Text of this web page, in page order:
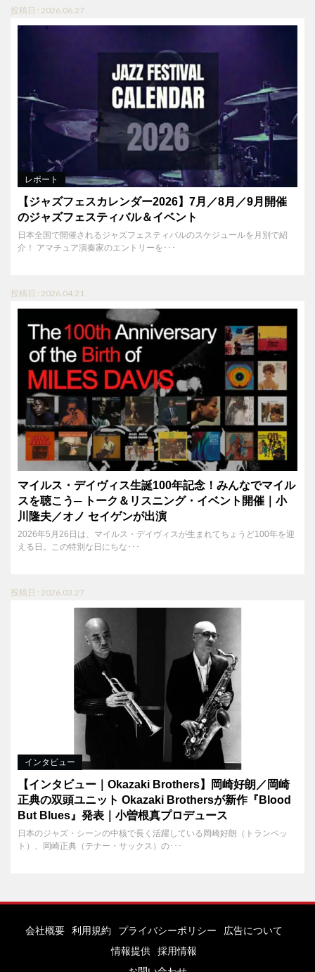
投稿日 : 2026.06.27
レポート
【ジャズフェスカレンダー2026】7月／8月／9月開催
のジャズフェスティバル＆イベント
日本全国で開催されるジャズフェスティバルのスケジュールを月別で紹
介！ アマチュア演奏家のエントリーを･･･
投稿日 : 2026.04.21
マイルス・デイヴィス生誕100年記念！みんなでマイル
スを聴こう─ トーク＆リスニング・イベント開催｜小
川隆夫／オノ セイゲンが出演
2026年5月26日は、マイルス・デイヴィスが生まれてちょうど100年を迎
える日。この特別な日にちな･･･
投稿日 : 2026.03.27
インタビュー
【インタビュー｜Okazaki Brothers】岡崎好朗／岡崎
正典の双頭ユニット Okazaki Brothersが新作『Blood
But Blues』発表｜小曽根真プロデュース
日本のジャズ・シーンの中核で長く活躍している岡崎好朗（トランペッ
ト）、岡崎正典（テナー・サックス）の･･･
会社概要 利用規約 プライバシーポリシー
広告について
情報提供
採用情報